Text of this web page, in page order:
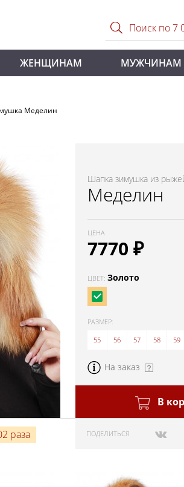
ЖЕНЩИНАМ МУЖЧИНАМ
Меделин
Шапка зимушка из
Меделин
ЦЕНА
7770 ₽
ЦВЕТ: Золото
РАЗМЕР:
55
56 57 58 59
На заказ
В
ПОДЕЛИТЬСЯ
раза